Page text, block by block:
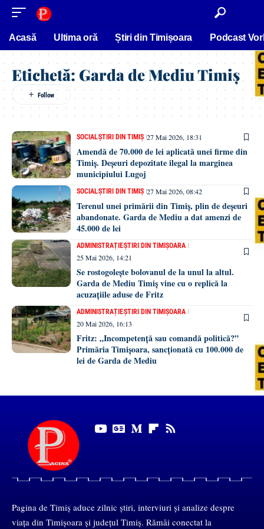
conținut
Acasă Ultima oră Știri din Timișoara Podcast
Etichetă: Garda de Mediu Timiș
SOCIALȘTIRI DIN TIMIȘ 27 Mai 2026, 18:31
Amendă de 70.000 de lei aplicată unei firme din
Timiș. Deșeuri depozitate ilegal la marginea
municipiului Lugoj
SOCIALȘTIRI DIN TIMIȘ 27 Mai 2026, 08:42
Terenul unei primării din Timiș, plin de deșeuri
abandonate. Garda de Mediu a dat amenzi de
45.000 de lei
ADMINISTRAȚIEȘTIRI DIN TIMIȘOARA
25 Mai 2026, 14:21
Se rostogolește bolovanul de la unul la altul.
Garda de Mediu Timiș vine cu o replică la
acuzațiile aduse de Fritz
ADMINISTRAȚIEȘTIRI DIN TIMIȘOARA
20 Mai 2026, 16:13
Fritz: „Incompetență sau comandă politică?”
Primăria Timișoara, sancționată cu 100.000 de
lei de Garda de Mediu
Pagina de Timiș aduce zilnic știri, interviuri și analize despre
viața din Timișoara și județul Timiș. Rămâi conectat la